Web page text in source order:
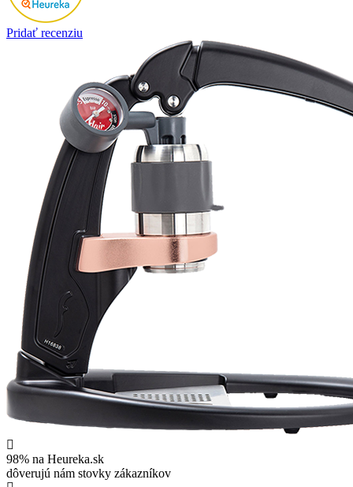
Pridať recenziu
98% na Heureka.sk
dôverujú nám stovky zákazníkov